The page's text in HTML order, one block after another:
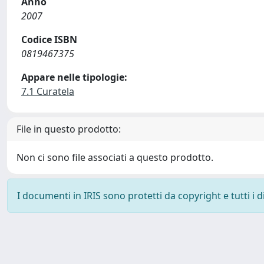
2007
Codice ISBN
0819467375
Appare nelle tipologie:
7.1 Curatela
File in questo prodotto:
Non ci sono file associati a questo prodotto.
I documenti in IRIS sono protetti da copyright e tutti i